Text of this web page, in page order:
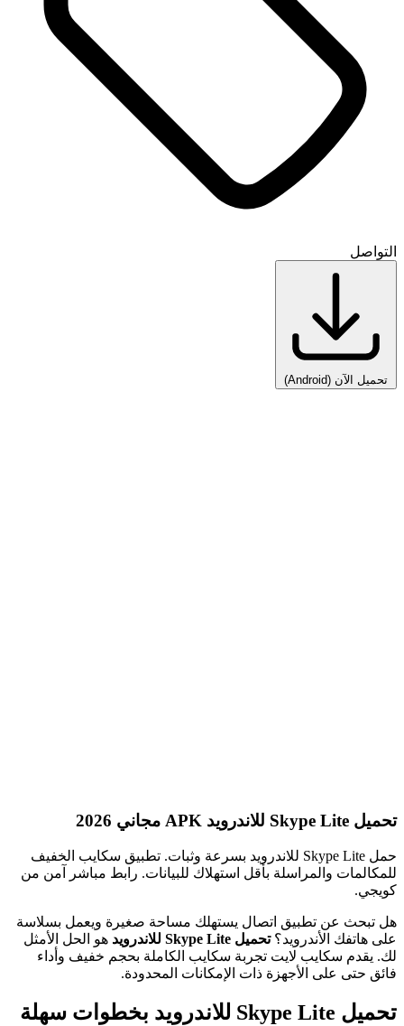
التواصل
تحميل الآن (Android)
تحميل Skype Lite للاندرويد APK مجاني 2026
حمل Skype Lite للاندرويد بسرعة وثبات. تطبيق سكايب الخفيف
للمكالمات والمراسلة بأقل استهلاك للبيانات. رابط مباشر آمن من
كويجي.
هل تبحث عن تطبيق اتصال يستهلك مساحة صغيرة ويعمل بسلاسة
على هاتفك الأندرويد؟تحميل Skype Lite للاندرويد
هو الحل الأمثل
لك. يقدم سكايب لايت تجربة سكايب الكاملة بحجم خفيف وأداء
فائق حتى على الأجهزة ذات الإمكانات المحدودة.
تحميل Skype Lite للاندرويد بخطوات سهلة